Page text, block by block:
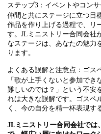
ステップ3：イベントやコン
仲間と共にステージに立つ目
作品を作り上げる過程で、リ
す。JLミニストリー合同会社
なステージは、あなたの魅力
ります。
よくある誤解と注意点：ゴス
「歌が上手くないと参加で
難しいのでは？」という不安
れは大きな誤解です。ゴスペ
く、今の自分を精一杯表現す
JLミニストリー合同会社では